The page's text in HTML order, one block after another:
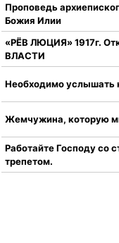
Проповедь
Божия Илии
«РЁВ ЛЮЦИЯ» 1917г.
ВЛАСТИ
Необходимо услышать
Жемчужина, которую
Работайте Господу со
трепетом.